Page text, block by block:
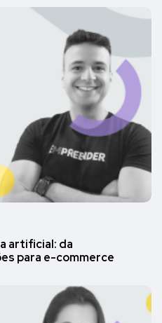
artificial: da
para e-commerce